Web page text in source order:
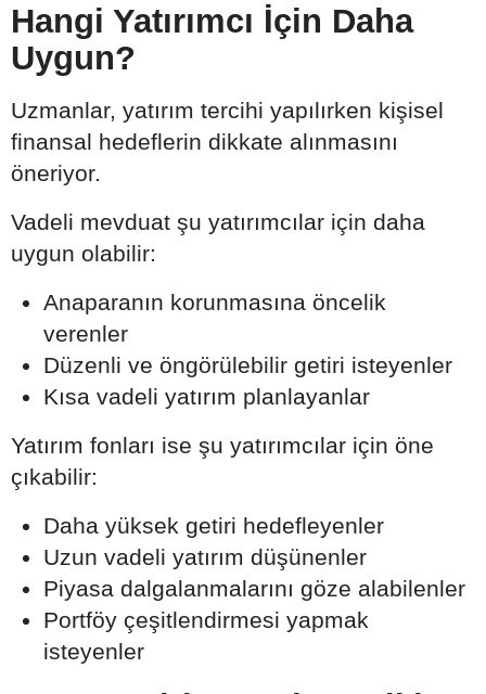
Hangi Yatırımcı İçin Daha
Uygun?
Uzmanlar, yatırım tercihi yapılırken kişisel
finansal hedeflerin dikkate alınmasını
öneriyor.
Vadeli mevduat şu yatırımcılar için daha
uygun olabilir:
Anaparanın korunmasına öncelik
verenler
Düzenli ve öngörülebilir getiri isteyenler
Kısa vadeli yatırım planlayanlar
Yatırım fonları ise şu yatırımcılar için öne
çıkabilir:
Daha yüksek getiri hedefleyenler
Uzun vadeli yatırım düşünenler
Piyasa dalgalanmalarını göze alabilenler
Portföy çeşitlendirmesi yapmak
isteyenler